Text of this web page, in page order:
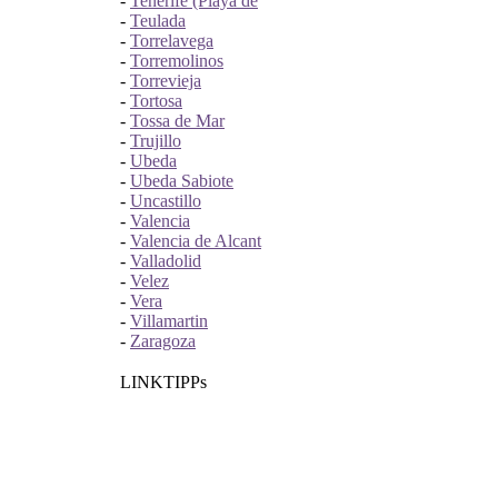
- Teulada
- Torrelavega
- Torremolinos
- Torrevieja
- Tortosa
- Tossa de Mar
- Trujillo
- Ubeda
- Ubeda Sabiote
- Uncastillo
- Valencia
- Valencia de Alcant
- Valladolid
- Velez
- Vera
- Villamartin
- Zaragoza
LINKTIPPs